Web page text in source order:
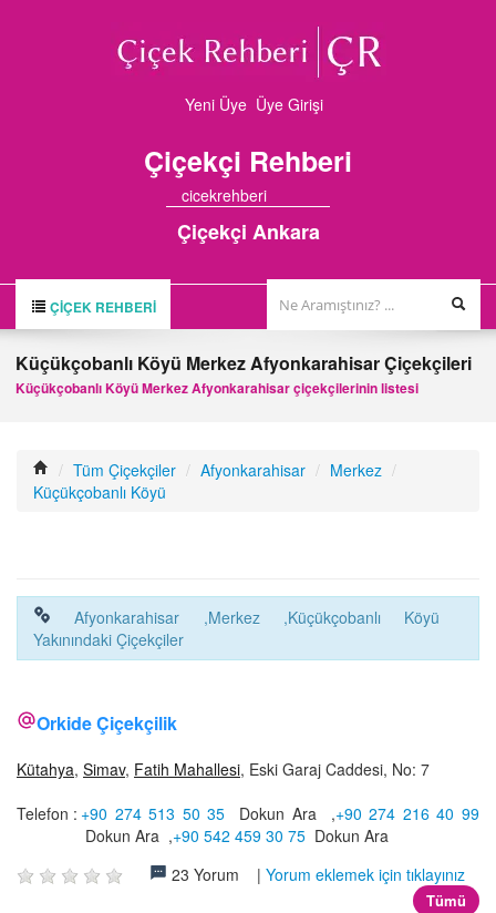
Yeni Üye Üye Girişi
Çiçekçi Rehberi
cicekrehberi
Çiçekçi Ankara
ÇIÇEK REHBERI
ÇİÇEKÇİLER
FİRMA BAŞVURUSU
Küçükçobanlı Köyü Merkez Afyonkarahisar Çiçekçileri
Küçükçobanlı Köyü Merkez Afyonkarahisar çiçekçilerinin listesi
/ Tüm Çiçekçiler / Afyonkarahisar / Merkez /
Küçükçobanlı Köyü
Afyonkarahisar ,Merkez ,Küçükçobanlı Köyü
Yakınındaki Çiçekçiler
Orkide Çiçekçilik
Kütahya, Simav, Fatih Mahallesi, Eski Garaj Caddesi, No: 7
Telefon : +90 274 513 50 35 Dokun Ara,+90 274 216 40 99
Dokun Ara ,+90 542 459 30 75 Dokun Ara
23 Yorum | Yorum eklemek için tıklayınız
Tümü